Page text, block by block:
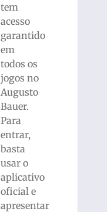
tem
acesso
garantido
em
todos os
jogos no
Augusto
Bauer.
Para
entrar,
basta
usar o
aplicativo
oficial e
apresentar